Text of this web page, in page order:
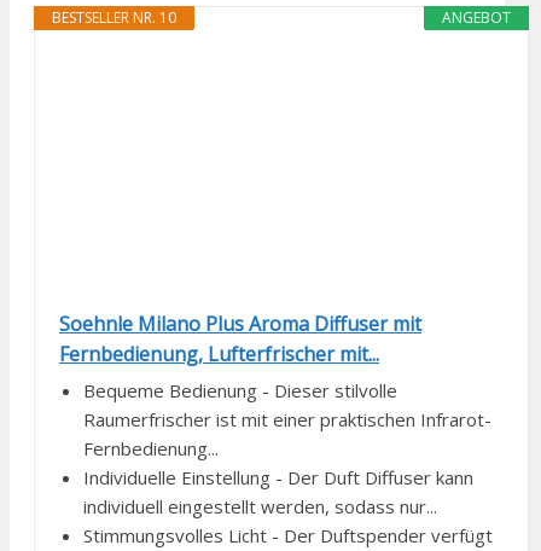
ANGEBOT
BESTSELLER NR. 10
Soehnle Milano Plus Aroma Diffuser mit
Fernbedienung, Lufterfrischer mit...
Bequeme Bedienung - Dieser stilvolle
Raumerfrischer ist mit einer praktischen Infrarot-
Fernbedienung...
Individuelle Einstellung - Der Duft Diffuser kann
individuell eingestellt werden, sodass nur...
Stimmungsvolles Licht - Der Duftspender verfügt